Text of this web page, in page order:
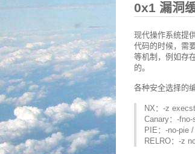
0x1 漏洞
现代操作系统提
代码的时候，需
等机制，例如存
的。
各种安全选择的
NX：-z
Canary：-
PIE：-no-pie
RELRO：-z